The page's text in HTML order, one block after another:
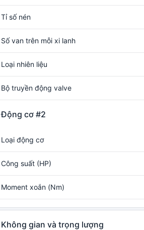
Tỉ số nén
Số van trên mỗi xi lanh
Loại nhiên liệu
Bộ truyền động valve
Động cơ #2
Loại động cơ
Công suất (HP)
Moment xoắn (Nm)
Không gian và trọng lượng